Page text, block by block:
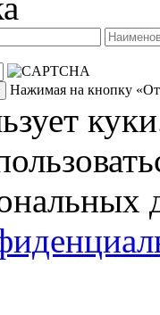
Нажимая на кнопку